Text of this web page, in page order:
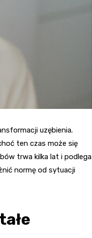
uzębienia.
ten czas może się
trwa kilka lat i podlega
normę od sytuacji